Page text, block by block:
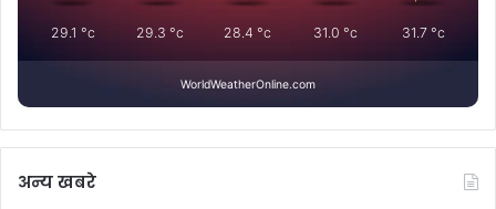
29.1 °c 29.3 °c 28.4 °c 31.0 °c 31.7°c
WorldWeatherOnline.com
अन्य खबरे